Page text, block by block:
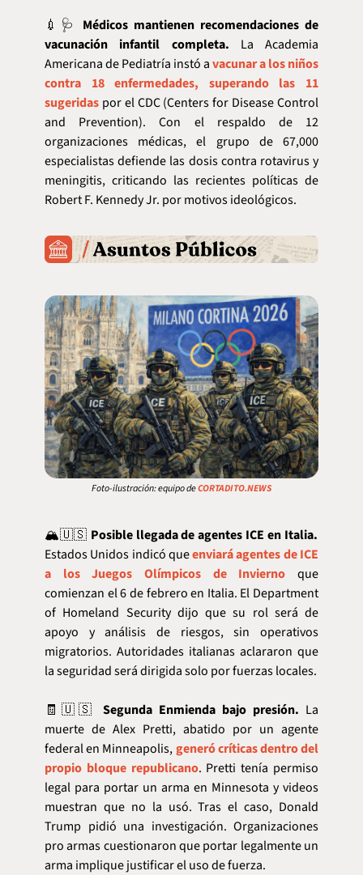
💉 🩺
Médicos mantienen recomendaciones de
vacunación infantil completa. La Academia
Americana de Pediatría instó a vacunar a los niños
contra 18 enfermedades, superando las 11
sugeridas por el CDC (Centers for Disease Control
and Prevention). Con el respaldo de 12
organizaciones médicas, el grupo de 67,000
especialistas defiende las dosis contra rotavirus y
meningitis, criticando las recientes políticas de
Robert F. Kennedy Jr. por motivos ideológicos.
Foto-ilustración: equipo de CORTADITO.NEWS
🏔️🇺🇸 Posible llegada de agentes ICE en Italia.
Estados Unidos indicó que enviará agentes de ICE
a los Juegos Olímpicos de Invierno que
comienzan el 6 de febrero en Italia. El Department
of Homeland Security dijo que su rol será de
apoyo y análisis de riesgos, sin operativos
migratorios. Autoridades italianas aclararon que
la seguridad será dirigida solo por fuerzas locales.
🧾🇺🇸 Segunda Enmienda bajo presión. La
muerte de Alex Pretti, abatido por un agente
federal en Minneapolis, generó críticas dentro del
propio bloque republicano. Pretti tenía permiso
legal para portar un arma en Minnesota y videos
muestran que no la usó. Tras el caso, Donald
Trump pidió una investigación. Organizaciones
pro armas cuestionaron que portar legalmente un
arma implique justificar el uso de fuerza.